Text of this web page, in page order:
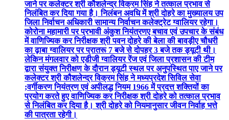
जाने पर कलेक्टर श्री कौशलेन्द्र विक्रम सिंह ने तत्काल प्रभाव से
निलंबित कर दिया गया है। निलंबन अवधि में श्री दोहरे का मुख्यालय उप
जिला निर्वाचन अधिकारी सामान्य निर्वाचन कलेक्ट्रेट ग्वालियर रहेगा।
कोरोना महामारी पर प्रभावी अंकुश नियंत्रणए बचाव एवं उपचार के संबंध
में वाणिज्यिक कर निरीक्षक श्री पवन दोहरे की बेला की बावड़ीए चौधरी
का ढ़ाबा ग्वालियर पर प्रातरू 7 बजे से दोपहर 3 बजे तक ड्यूटी थी।
लेकिन मंगलवार को एडीजी ग्वालियर रेंज एवं जिला प्रशासन की टीम
द्वारा संयुक्त निरीक्षण के दौरान ड्यूटी स्थल पर अनुपस्थित पाए जाने पर
कलेक्टर श्री कौशलेन्द्र विक्रम सिंह ने मध्यप्रदेश सिविल सेवा
;वर्गीकरण नियंत्रण एवं अपीलद्ध नियम 1966 में प्रदत्त शक्तियों का
प्रयोग करते हुए वाणिज्यिक कर निरीक्षक श्री दोहरे को तत्काल प्रभाव
से निलंबित कर दिया है। श्री दोहरे को नियमानुसार जीवन निर्वाह भत्ते
की पात्रता रहेगी।